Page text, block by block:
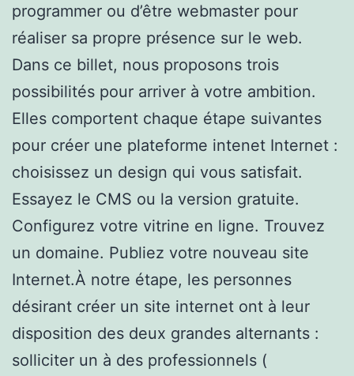
programmer ou d’être webmaster pour
réaliser sa propre présence sur le web.
Dans ce billet, nous proposons trois
possibilités pour arriver à votre ambition.
Elles comportent chaque étape suivantes
pour créer une plateforme intenet Internet :
choisissez un design qui vous satisfait.
Essayez le CMS ou la version gratuite.
Configurez votre vitrine en ligne. Trouvez
un domaine. Publiez votre nouveau site
Internet.À notre étape, les personnes
désirant créer un site internet ont à leur
disposition des deux grandes alternants :
solliciter un à des professionnels (